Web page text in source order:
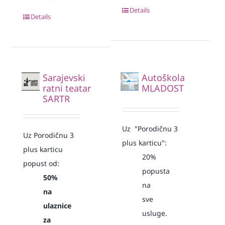
Details
Details
Sarajevski
ratni teatar
SARTR
Uz Porodičnu 3
plus karticu
popust od:
50%
na
ulaznice
za
Autoškola
MLADOST
Uz "Porodičnu 3
plus karticu":
20%
popusta
na
sve
usluge.